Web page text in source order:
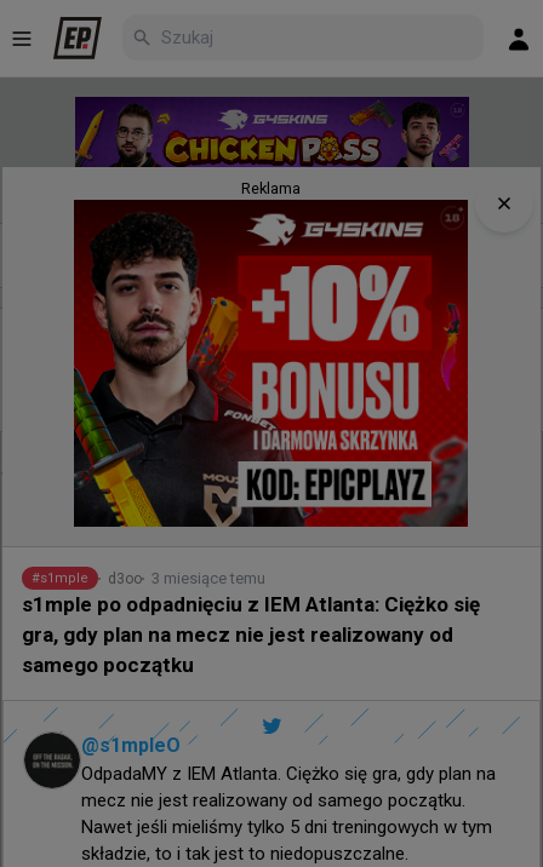
Nowe Najpopularniejsze Poczekalnia
independent wojteq kilka sekund temu
Trener Fnatic jest zadowolony z występu swoich
podopiecznych na Stake Pulse Beat
@independentmcs
Niesamowite doświadczenie dla naszej ekipy w
Sztokholmie. Był to debiutancki turniej naszego
niesamowicie dumny z nastawienia zespołu podczas
całych zawodów.
Nasze ambicje sięgają znacznie wyżej, a każdy mecz
chcieliśmy. Wiemy, że mieliśmy grę pod kontrolą, ale na
tym poziomie decydują detale, a Liquid potrafiło je lepiej
wykorzystać.
Teraz od nas zależy, aby dopracować każdy
najmniejszy detal, poprawić szczegóły techniczne i w
Reklama
#s1mple d3oo 3 miesiące temu
s1mple po odpadnięciu z IEM Atlanta: Ciężko się
gra, gdy plan na mecz nie jest realizowany od
samego początku
@s1mpleO
OdpadaMY z IEM Atlanta. Ciężko się gra, gdy plan na
mecz nie jest realizowany od samego początku.
Nawet jeśli mieliśmy tylko 5 dni treningowych w tym
składzie, to i tak jest to niedopuszczalne.